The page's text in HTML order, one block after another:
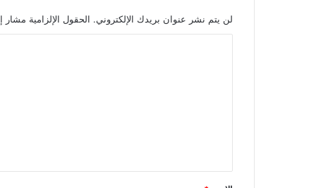
لن يتم نشر عنوان بريدك الإلكتروني. الحقول الإلزامية مشار